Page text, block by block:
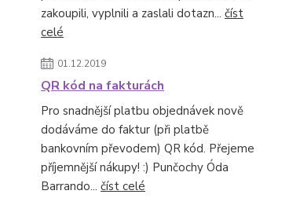
zakoupili, vyplnili a zaslali dotazn... číst
celé
01.12.2019
QR kód na fakturách
Pro snadnější platbu objednávek nově
dodáváme do faktur (při platbě
bankovním převodem) QR kód. Přejeme
příjemnější nákupy! :) Punčochy Óda
Barrando... číst celé